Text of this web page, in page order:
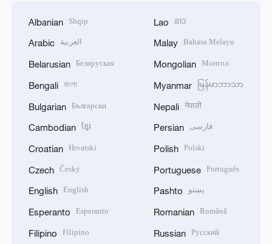
Albanian Shqip
Arabic العربية
Belarusian Беларуская
Bengali বাংলা
Bulgarian Български
Cambodian ខ្មែរ
Croatian Hrvatski
Czech Český
English English
Esperanto Esperanto
Filipino Filipino
Lao ລາວ
Malay Bahasa Melayu
Mongolian Монгол
Myanmar မြန်မာဘာသာ
Nepali नेपाली
Persian فارسی
Polish Polski
Portuguese Português
Pashto پښتو
Romanian Română
Russian Русский